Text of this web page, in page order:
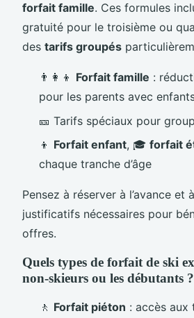
forfait famille. Ces formules
gratuité pour le troisième ou
des tarifs groupés
👨‍👩‍👦 Forfait famille :
pour les parents avec
🎫 Tarifs spéciaux pour
👦 Forfait enfant, 🎓 forfait
chaque tranche d’âge
Pensez à réserver à l’avance et
justificatifs nécessaires pour
offres.
Quels types de forfait de ski
non-skieurs ou les débutants ?
🚶 Forfait piéton : accès aux